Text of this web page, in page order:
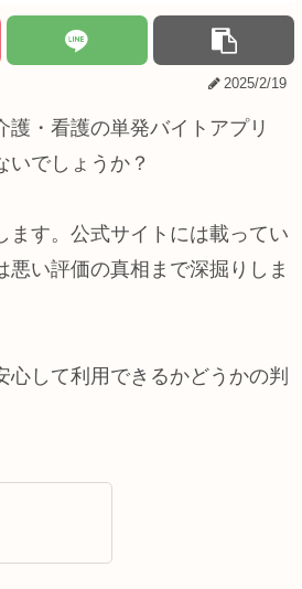
2025/2/19
・看護の単発バイトアプリ
でしょうか？
ます。公式サイトには載ってい
い評価の真相まで深掘りしま
して利用できるかどうかの判